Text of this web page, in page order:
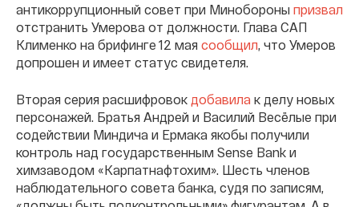
антикоррупционный совет при Минобороны призвал
отстранить Умерова от должности. Глава САП
Клименко на брифинге 12 мая сообщил , что Умеров
допрошен и имеет статус свидетеля.
Вторая серия расшифровок добавила к делу новых
персонажей. Братья Андрей и Василий Весёлые при
содействии Миндича и Ермака якобы получили
контроль над государственным Sense Bank и
химзаводом «Карпатнафтохим». Шесть членов
наблюдательного совета банка, судя по записям,